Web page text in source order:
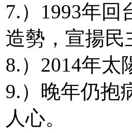
7.）1993年
造勢，宣揚民
8.）2014年太
9.）晚年仍抱
人心。